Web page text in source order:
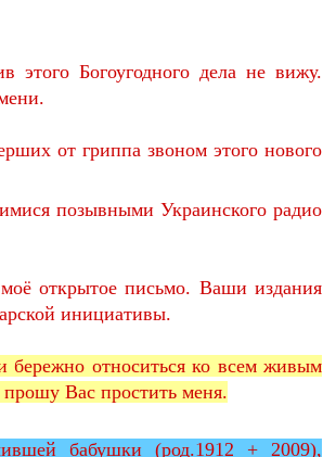
этого Богоугодного дела не вижу.
от гриппа звоном этого нового
позывными Украинского радио
открытое письмо. Ваши издания
инициативы.
бережно относиться ко всем живым
Вас простить меня.
бабушки (род.1912 + 2009),